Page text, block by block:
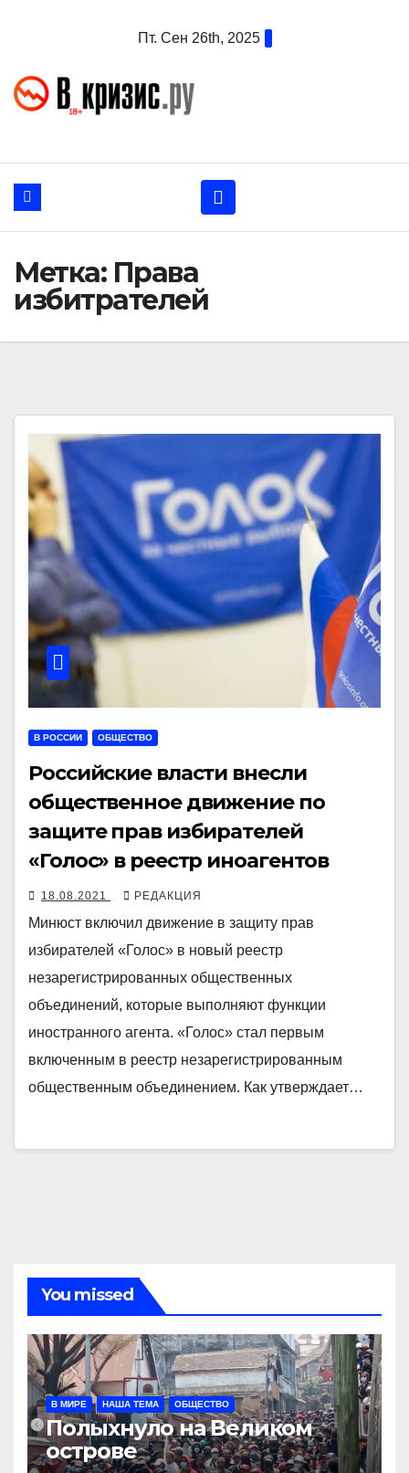
Пт. Сен 26th, 2025
Метка: Права
избитрателей
В РОССИИ ОБЩЕСТВО
Российские власти внесли
общественное движение по
защите прав избирателей
«Голос» в реестр иноагентов
18.08.2021 РЕДАКЦИЯ
Минюст включил движение в защиту прав
избирателей «Голос» в новый реестр
незарегистрированных общественных
объединений, которые выполняют функции
иностранного агента. «Голос» стал первым
включенным в реестр незарегистрированным
общественным объединением. Как утверждает…
You missed
В МИРЕ НАША ТЕМА ОБЩЕСТВО
Полыхнуло на Великом
острове